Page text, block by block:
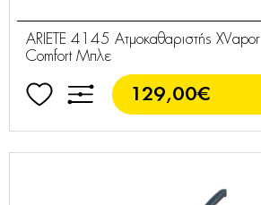
ARIETE 4145 Ατμοκαθαριστής XVapor
Comfort Μπλε
129,00€